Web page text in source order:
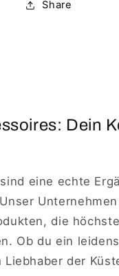
Share
Dein
eine echte
die
Ob du ein
der